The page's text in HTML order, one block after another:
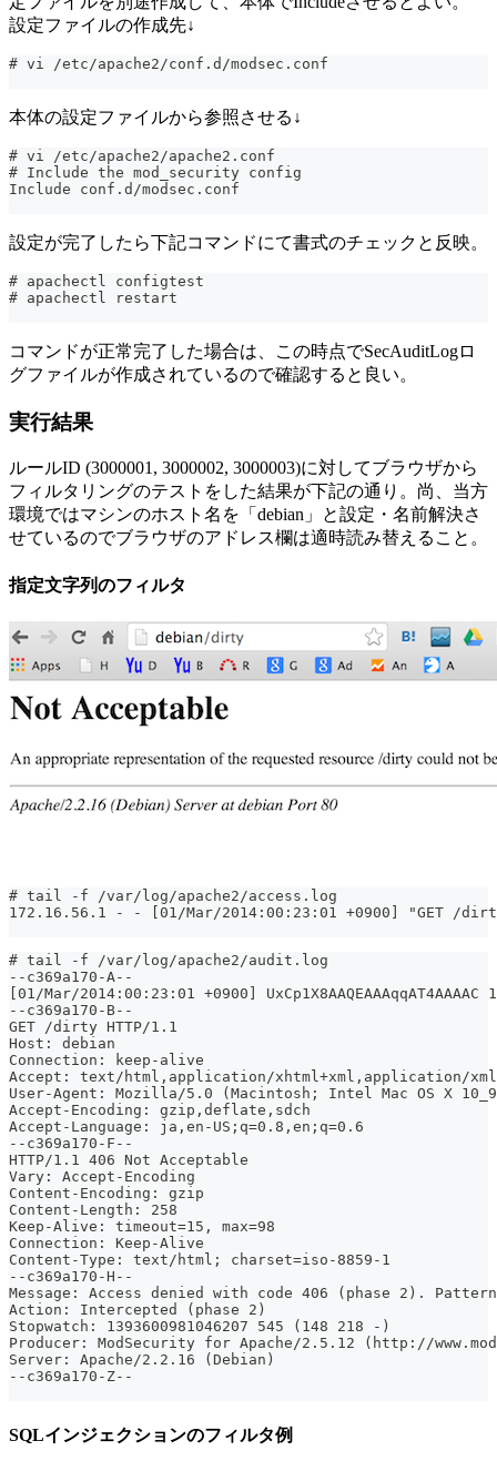
設定ファイルの作成先↓
# vi /etc/apache2/conf.d/modsec.conf
本体の設定ファイルから参照させる↓
# vi /etc/apache2/apache2.conf
# Include the mod_security config
Include conf.d/modsec.conf
設定が完了したら下記コマンドにて書式のチェックと反映。
# apachectl configtest
# apachectl restart
コマンドが正常完了した場合は、この時点でSecAuditLogロ
グファイルが作成されているので確認すると良い。
実行結果
ルールID (3000001, 3000002, 3000003)に対してブラウザから
フィルタリングのテストをした結果が下記の通り。尚、当方
環境ではマシンのホスト名を「debian」と設定・名前解決さ
せているのでブラウザのアドレス欄は適時読み替えること。
指定文字列のフィルタ
# tail -f /var/log/apache2/access.log
172.16.56.1 - - [01/Mar/2014:00:23:01 +0900] "GET /
# tail -f /var/log/apache2/audit.log
--c369a170-A--
[01/Mar/2014:00:23:01 +0900]
--c369a170-B--
GET /dirty HTTP/1.1
Host: debian
Connection: keep-alive
Accept: text/html,application/xhtml+xml,application/
User-Agent: Mozilla/5.0 (Macintosh; Intel Mac OS X
Accept-Encoding: gzip,deflate,sdch
Accept-Language: ja,en-US;q=0.8,en;q=0.6
--c369a170-F--
HTTP/1.1 406 Not Acceptable
Vary: Accept-Encoding
Content-Encoding: gzip
Content-Length: 258
Keep-Alive: timeout=15, max=98
Connection: Keep-Alive
Content-Type: text/html; charset=iso-8859-1
--c369a170-H--
Message: Access denied with code 406 (phase 2).
Action: Intercepted (phase 2)
Stopwatch: 1393600981046207 545 (148 218 -)
Producer: ModSecurity for Apache/2.5.12 (http://
Server: Apache/2.2.16 (Debian)
--c369a170-Z--
SQLインジェクションのフィルタ例